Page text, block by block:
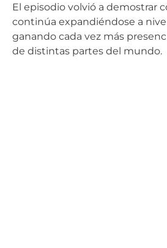
El episodio volvió a demostrar
continúa expandiéndose a
ganando cada vez más
de distintas partes del mundo.